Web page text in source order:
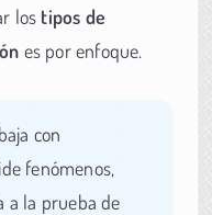
los tipos de
es por enfoque.
con
fenómenos,
a la prueba de